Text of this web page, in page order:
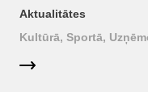
Aktualitātes
Kultūrā, Sportā,